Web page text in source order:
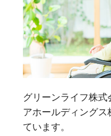
グリーンライフ株
アホールディング
ています。